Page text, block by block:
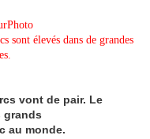
sont élevés dans de grandes
vont de pair. Le
grands
au monde.